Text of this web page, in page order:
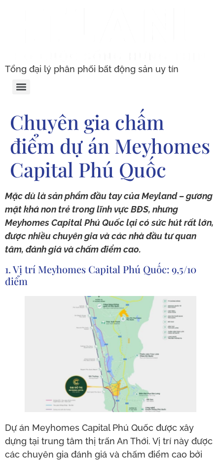
Tổng đại lý phân phối bất động sản uy tín
Chuyên gia chấm
điểm dự án Meyhomes
Capital Phú Quốc
Mặc dù là sản phẩm đầu tay của Meyland – gương
mặt khá non trẻ trong lĩnh vực BĐS, nhưng
Meyhomes Capital Phú Quốc lại có sức hút rất lớn,
được nhiều chuyên gia và các nhà đầu tư quan
tâm, đánh giá và chấm điểm cao.
1. Vị trí Meyhomes Capital Phú Quốc: 9,5/10
điểm
Dự án Meyhomes Capital Phú Quốc được xây
dựng tại trung tâm thị trấn An Thới. Vị trí này được
các chuyên gia đánh giá và chấm điểm cao bởi